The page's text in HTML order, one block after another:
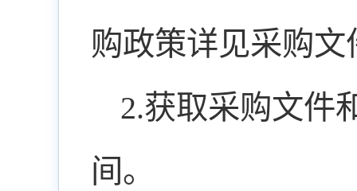
购政策详见采购文
2.获取采购文件
间。